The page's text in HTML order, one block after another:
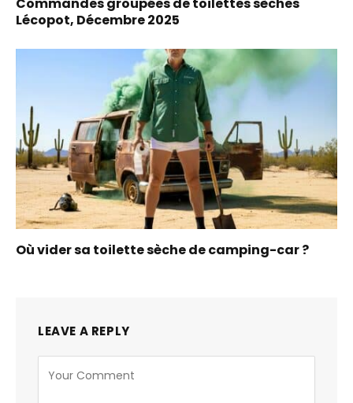
Lécopot, Décembre 2025
Où vider sa toilette sèche de camping-car ?
LEAVE A REPLY